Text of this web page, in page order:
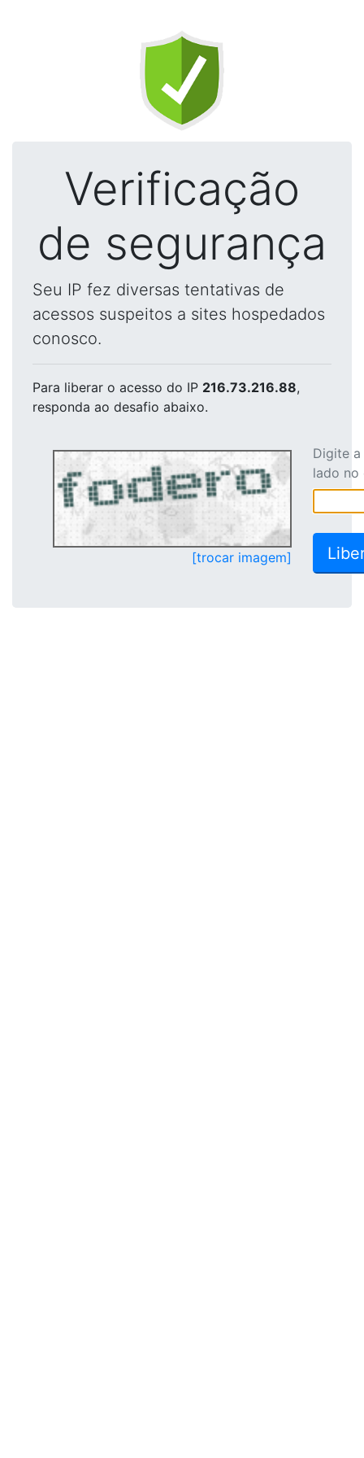
Verificação
de segurança
Seu IP fez diversas tentativas de
acessos suspeitos a sites hospedados
conosco.
Para liberar o acesso do IP 216.73.216.88,
responda ao desafio abaixo.
[trocar imagem]
Digite
lado no